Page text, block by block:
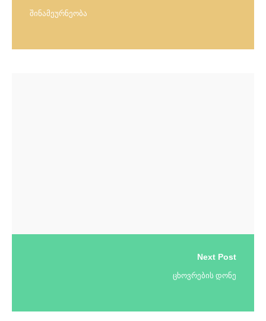
შინამეურნეობა
Next Post
ცხოვრების დონე